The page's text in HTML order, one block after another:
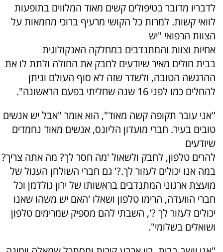
לדבריו מדובר בטיפולים קשים מאוד המלווים בתופעות
לוואי קשות. למרות כל הקושי מרעיף ברוכי מחמאות על
הצוות הרפואי "יש
אחיות וצוות והמתנדבים במחלקה האנקולוגית
בבית חולים מאיר שיודעים לחבק את החולה ולתת לו את
ההרגשה הטובה, ולשדר שזה לא סוף העולם וניתן
להחלים כמו לפני 16 שנה שחליתי בפעם הראשונה".
"אני עובר תקופה קשה מאוד", הוא אומר "אבל יש אנשים
טובים בעיר. חברי מועדון הליונס, אנשים מאוד נחמדים
שיודעים
להרים טלפון, לחבק ולשאול 'מה חסר לך? מה אתה צריך?
במה אנו יכולים לעזור לך.?' גם חברי השולחן העגול של
מועצת ארגוני המתנדבים בראשותו של ירון גולדמן וכל
חברי הוועדה, הרימו טלפון ושאלו 'האם יש משהו שאנו
יכולים לעזור לך ?', השבתי להם מספיק שמרימים טלפון
ושואלים בשלומי".